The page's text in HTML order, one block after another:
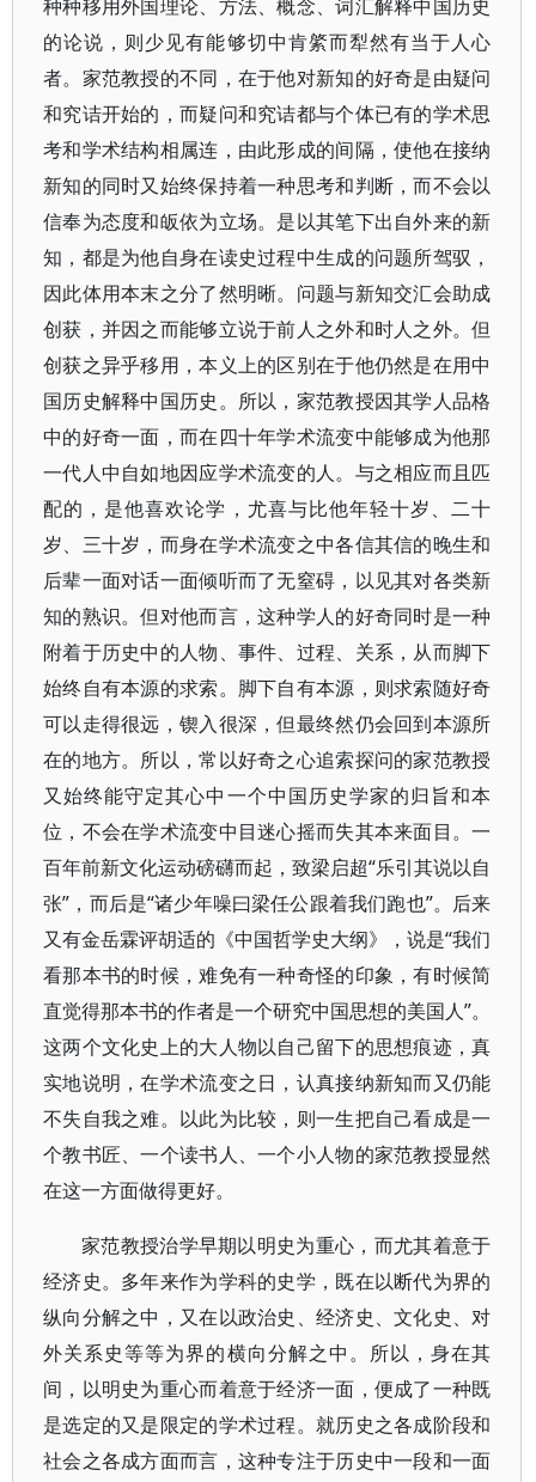
种种移用外国理论、方法、概念、词汇解释中国历史
的论说，则少见有能够切中肯綮而犁然有当于人心
者。家范教授的不同，在于他对新知的好奇是由疑问
和究诘开始的，而疑问和究诘都与个体已有的学术思
考和学术结构相属连，由此形成的间隔，使他在接纳
新知的同时又始终保持着一种思考和判断，而不会以
信奉为态度和皈依为立场。是以其笔下出自外来的新
知，都是为他自身在读史过程中生成的问题所驾驭，
因此体用本末之分了然明晰。问题与新知交汇会助成
创获，并因之而能够立说于前人之外和时人之外。但
创获之异乎移用，本义上的区别在于他仍然是在用中
国历史解释中国历史。所以，家范教授因其学人品格
中的好奇一面，而在四十年学术流变中能够成为他那
一代人中自如地因应学术流变的人。与之相应而且匹
配的，是他喜欢论学，尤喜与比他年轻十岁、二十
岁、三十岁，而身在学术流变之中各信其信的晚生和
后辈一面对话一面倾听而了无窒碍，以见其对各类新
知的熟识。但对他而言，这种学人的好奇同时是一种
附着于历史中的人物、事件、过程、关系，从而脚下
始终自有本源的求索。脚下自有本源，则求索随好奇
可以走得很远，锲入很深，但最终然仍会回到本源所
在的地方。所以，常以好奇之心追索探问的家范教授
又始终能守定其心中一个中国历史学家的归旨和本
位，不会在学术流变中目迷心摇而失其本来面目。一
百年前新文化运动磅礴而起，致梁启超“乐引其说以自
张”，而后是“诸少年噪曰梁任公跟着我们跑也”。后来
又有金岳霖评胡适的《中国哲学史大纲》，说是“我们
看那本书的时候，难免有一种奇怪的印象，有时候简
直觉得那本书的作者是一个研究中国思想的美国人”。
这两个文化史上的大人物以自己留下的思想痕迹，真
实地说明，在学术流变之日，认真接纳新知而又仍能
不失自我之难。以此为比较，则一生把自己看成是一
个教书匠、一个读书人、一个小人物的家范教授显然
在这一方面做得更好。
家范教授治学早期以明史为重心，而尤其着意于
经济史。多年来作为学科的史学，既在以断代为界的
纵向分解之中，又在以政治史、经济史、文化史、对
外关系史等等为界的横向分解之中。所以，身在其
间，以明史为重心而着意于经济一面，便成了一种既
是选定的又是限定的学术过程。就历史之各成阶段和
社会之各成方面而言，这种专注于历史中一段和一面